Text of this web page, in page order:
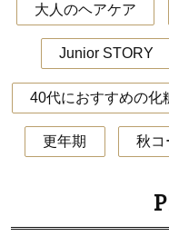
大人のヘアケア
Junior STORY
更年期 秋コ